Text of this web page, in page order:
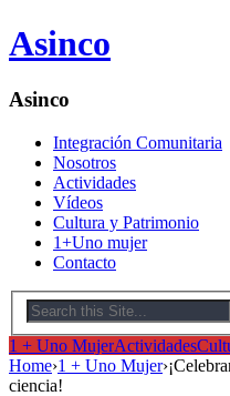
Asinco
Asinco
Integración Comunitaria
Nosotros
Actividades
Vídeos
Cultura y Patrimonio
1+Uno mujer
Contacto
1 + Uno MujerActividades
Home›1 + Uno Mujer›
ciencia!